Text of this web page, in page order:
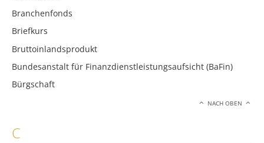
Branchenfonds
Briefkurs
Bruttoinlandsprodukt
Bundesanstalt für Finanzdienstleistungsaufsicht (BaFin)
Bürgschaft
NACH OBEN
C